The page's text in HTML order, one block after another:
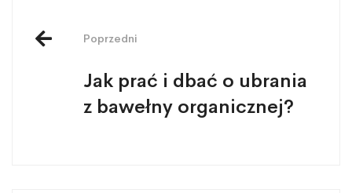
Poprzedni
Jak prać i dbać o ubrania
z bawełny organicznej?